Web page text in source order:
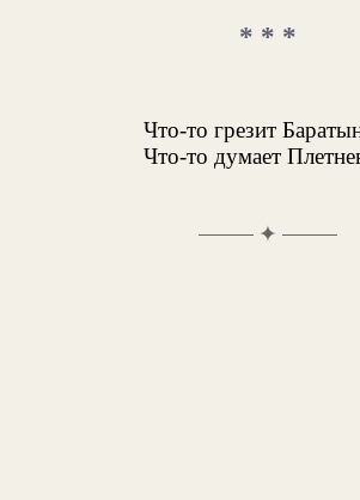
* * *
Что-то грезит
Что-то думает
✦